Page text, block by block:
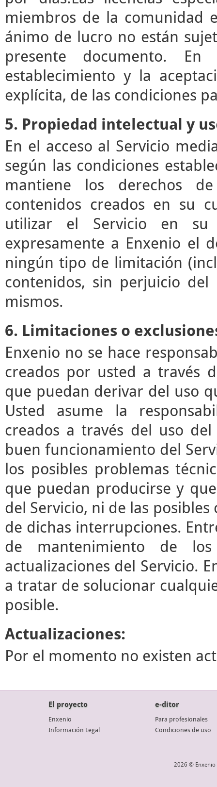
miembros de la comunidad
ánimo de lucro no están
presente documento.
establecimiento y la
explícita, de las condiciones
5. Propiedad intelectual y
En el acceso al Servicio
según las condiciones
mantiene los derechos
contenidos creados en su
utilizar el Servicio en su
expresamente a Enxenio el
ningún tipo de limitación
contenidos, sin perjuicio
mismos.
6. Limitaciones o
Enxenio no se hace
creados por usted a través
que puedan derivar del uso
Usted asume la
creados a través del uso
buen funcionamiento del
los posibles problemas
que puedan producirse y
del Servicio, ni de las
de dichas interrupciones.
de mantenimiento de
actualizaciones del Servicio.
a tratar de solucionar
posible.
Actualizaciones:
Por el momento no existen
El proyecto
Enxenio
Información Legal
e-ditor
Para profesionales
Condiciones de uso
2026 © Enxenio